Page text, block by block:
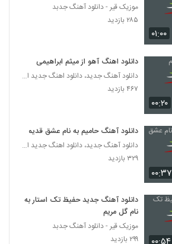
ریمیکس آهنگ پارتی دنس (11)
۱,۷۹۵ بازدید
ریمیکس آهنگ پارتی دنس (10)
آهنگ دوست دارم (رمیکس) از سامان
۳,۰۱۲ بازدید
Samani Yari)
۵۹۷ بازدید
دانلود آهنگ کیومرث خندان بی رحم (Qmars
Khandan Bi Rahm)
۰۱:۰۰
موزیک قیر - دانلود آهنگ جدبد
۲۸۵ بازدید
۰۰:۲۰
دانلود اهنگ آهو از میثم ابراهیمی
دانلود آهنگ جدید، دانلود اهنگ جدید ایرانی
۴۶۷ بازدید
۰۰:۳۷
دانلود آهنگ حامیم به نام عشق قدیمی
دانلود آهنگ جدید، دانلود اهنگ جدید ایرانی
۳۲۹ بازدید
دانلود آهنگ جدید حفیظ تک استار به
نام گل مریم
موزیک قیر - دانلود آهنگ جدبد
۲۹۹ بازدید